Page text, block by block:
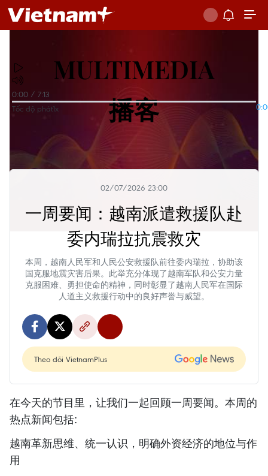
MULTIMEDIA
播客
0:00 / 7:13
Tốc độ phát1x
02/07/2026 23:00
一周要闻：越南派遣救援队赴
委内瑞拉抗震救灾
本周，越南人民军和人民公安救援队前往委内瑞拉，协助该
国克服地震灾害后果。此举充分体现了越南军队和公安力量
克服困难、勇担使命的精神，同时彰显了越南人民军在国际
人道主义救援行动中的良好声誉与威望。
Theo dõi VietnamPlus
在今天的节目里，让我们一起回顾一周要闻。本周的
热点新闻包括:
越南革新思维、统一认识，明确外资经济的地位与作
用